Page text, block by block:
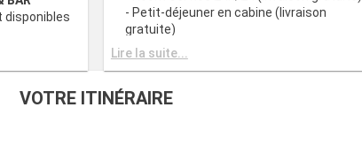
disponibles
- Petit-déjeuner en cabine (livraison
gratuite)
AVANTAGES RESTAURATION & BAR
- Buffet avec grand choix de spécialités
Lire la suite...
VOTRE ITINÉRAIRE